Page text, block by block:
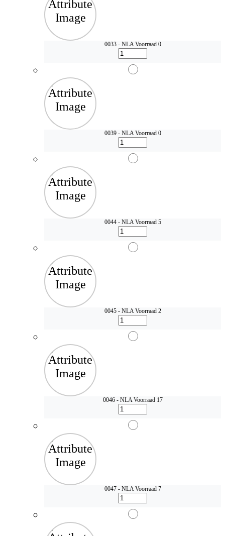
0033 - NLAVoorraad 0
0039 - NLAVoorraad 0
0044 - NLAVoorraad 5
0045 - NLAVoorraad 2
0046 - NLAVoorraad 17
0047 - NLAVoorraad 7